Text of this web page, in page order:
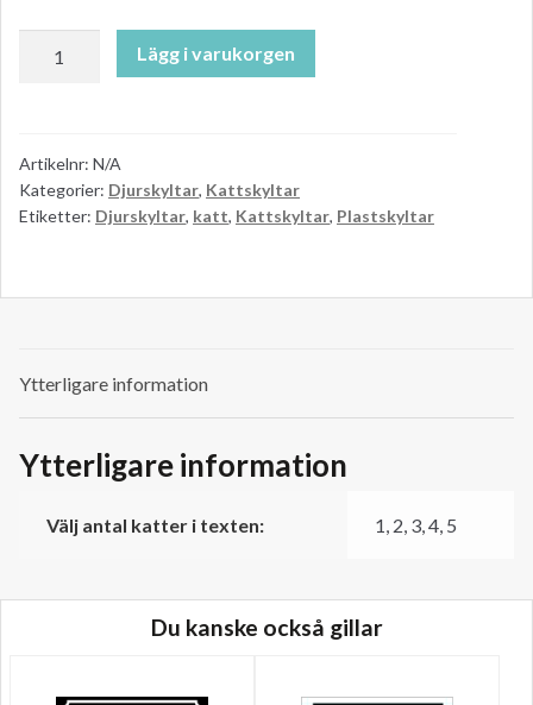
fara.
Grå
skylt.
Lägg i varukorgen
Artikelnr: N/A
Kategorier: Djurskyltar, Kattskyltar
Etiketter: Djurskyltar, katt, Kattskyltar, Plastskyltar
Ytterligare information
Ytterligare information
Välj antal katter i texten: 1, 2, 3, 4, 5
Du kanske också gillar